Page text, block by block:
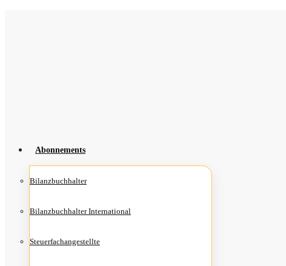
Abon­ne­ments
Bilanz­buch­hal­ter
Bilanz­buch­hal­ter International
Steu­er­fach­an­ge­stell­te